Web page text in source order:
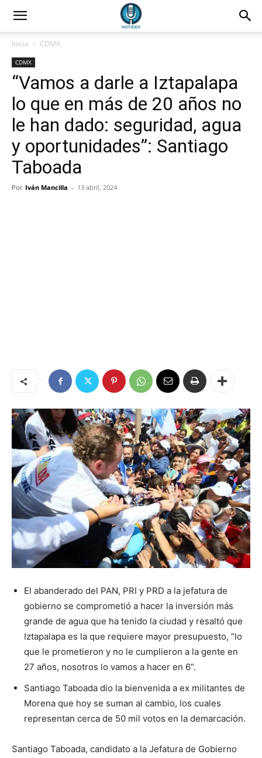
Inicio CDMX
CDMX
“Vamos a darle a Iztapalapa
lo que en más de 20 años no
le han dado: seguridad, agua
y oportunidades”: Santiago
Taboada
Por Iván Mancilla - 13 abril, 2024
El abanderado del PAN, PRI y PRD a la jefatura de
gobierno se comprometió a hacer la inversión más
grande de agua que ha tenido la ciudad y resaltó que
Iztapalapa es la que requiere mayor presupuesto, “lo
que le prometieron y no le cumplieron a la gente en
27 años, nosotros lo vamos a hacer en 6”.
Santiago Taboada dio la bienvenida a ex militantes de
Morena que hoy se suman al cambio, los cuales
representan cerca de 50 mil votos en la demarcación.
Santiago Taboada, candidato a la Jefatura de Gobierno